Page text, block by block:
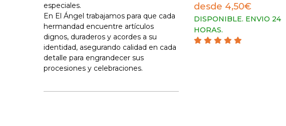
especiales.
En El Ángel trabajamos para que cada
hermandad encuentre artículos
dignos, duraderos y acordes a su
identidad, asegurando calidad en cada
detalle para engrandecer sus
procesiones y celebraciones.
desde 4,50€
DISPONIBLE. ENVIO 24
HORAS.